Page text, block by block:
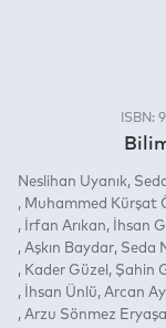
ISBN:
Neslihan Uyanık
Muhammed Kürşat
İrfan Arıkan
İhsan
Aşkın Baydar Seda
Kader Güzel
Şahin
İhsan Ünlü Arcan
Arzu Sönmez